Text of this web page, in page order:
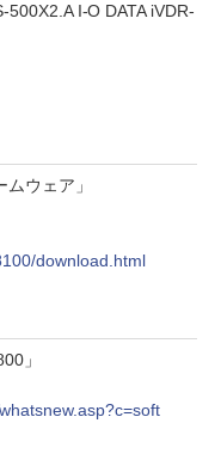
500X2.A I-O DATA iVDR-
ウェア」
download.html
」